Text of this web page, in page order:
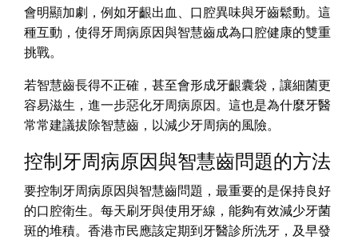
會明顯加劇，例如牙齦出血、口腔異味與牙齒鬆動。這
種互動，使得牙周病原因與智慧齒成為口腔健康的雙重
挑戰。
若智慧齒長得不正確，甚至會形成牙齦囊袋，讓細菌更
容易滋生，進一步惡化牙周病原因。這也是為什麼牙醫
常常建議拔除智慧齒，以減少牙周病的風險。
控制牙周病原因與智慧齒問題的方法
要控制牙周病原因與智慧齒問題，最重要的是保持良好
的口腔衛生。每天刷牙與使用牙線，能夠有效減少牙菌
斑的堆積。香港市民應該定期到牙醫診所洗牙，及早發